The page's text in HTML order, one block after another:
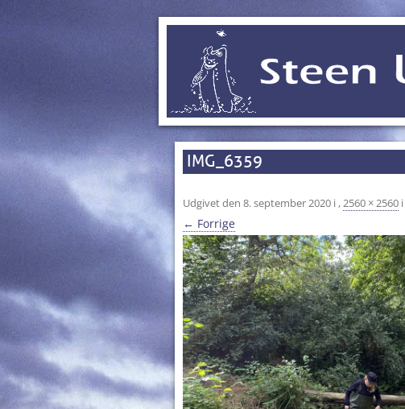
IMG_6359
Udgivet den 8. september 2020 i ,2560 × 2560 i
← Forrige